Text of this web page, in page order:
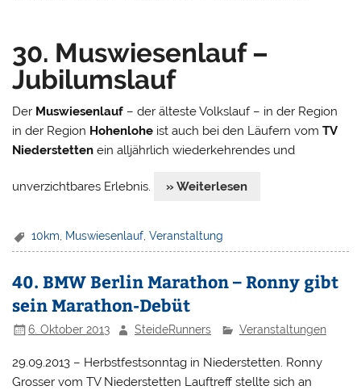
30. Muswiesenlauf –
Jubilumslauf
Der Muswiesenlauf – der älteste Volkslauf – in der Region
in der Region Hohenlohe ist auch bei den Läufern vomTV
Niederstetten ein alljährlich wiederkehrendes und
unverzichtbares Erlebnis. » Weiterlesen
10km Muswiesenlauf ,Veranstaltung
40. BMW Berlin Marathon – Ronny gibt
sein Marathon-Debüt
6. Oktober 2013 SteideRunners Veranstaltungen
29.09.2013 – Herbstfestsonntag in Niederstetten. Ronny
Grosser vom TV Niederstetten Lauftreff stellte sich an